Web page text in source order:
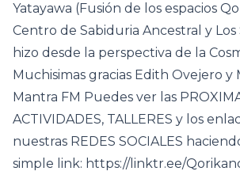
Yatayawa (Fusión de los espacios
Centro de Sabiduria Ancestral y Los
hizo desde la perspectiva de la
Muchisimas gracias Edith Ovejero y
Mantra FM Puedes ver las
ACTIVIDADES, TALLERES y los
nuestras REDES SOCIALES
simple link: https://linktr.ee/